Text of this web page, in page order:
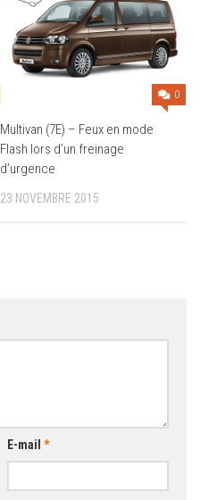
0
Multivan (7E) – Feux en mode
Flash lors d’un freinage
d’urgence
23 NOVEMBRE 2015
E-mail *